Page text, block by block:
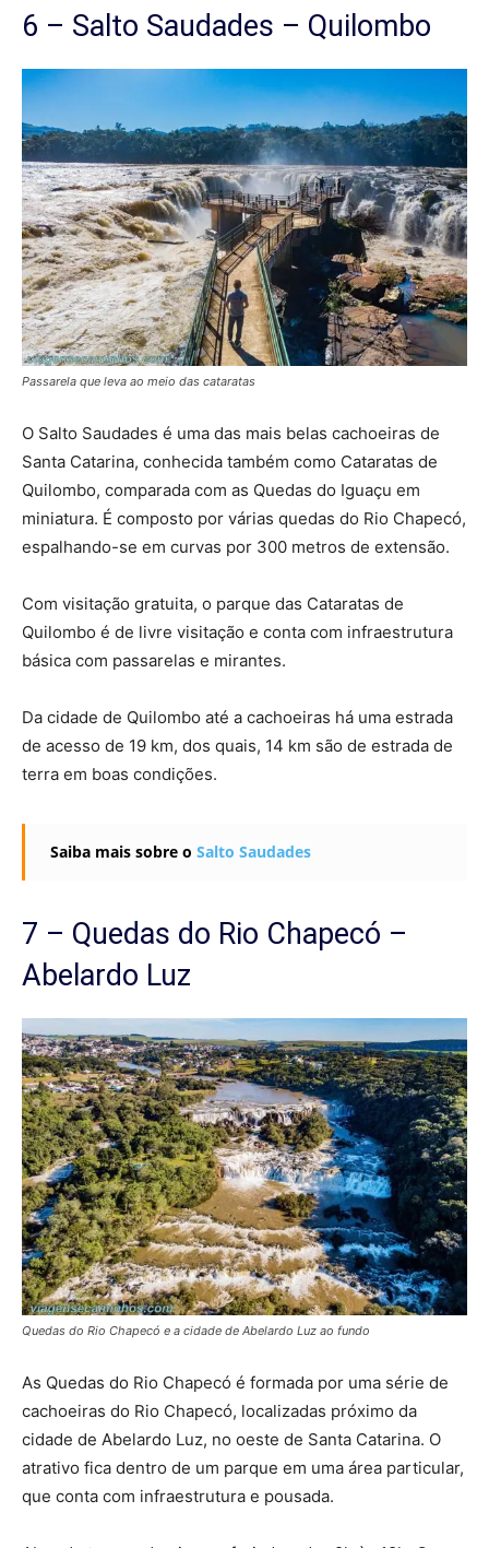
6 – Salto Saudades – Quilombo
Passarela que leva ao meio das cataratas
O Salto Saudades é uma das mais belas cachoeiras de
Santa Catarina, conhecida também como Cataratas de
Quilombo, comparada com as Quedas do Iguaçu em
miniatura. É composto por várias quedas do Rio Chapecó,
espalhando-se em curvas por 300 metros de extensão.
Com visitação gratuita, o parque das Cataratas de
Quilombo é de livre visitação e conta com infraestrutura
básica com passarelas e mirantes.
Da cidade de Quilombo até a cachoeiras há uma estrada
de acesso de 19 km, dos quais, 14 km são de estrada de
terra em boas condições.
Saiba mais sobre o Salto Saudades
7 – Quedas do Rio Chapecó –
Abelardo Luz
Quedas do Rio Chapecó e a cidade de Abelardo Luz ao fundo
As Quedas do Rio Chapecó é formada por uma série de
cachoeiras do Rio Chapecó, localizadas próximo da
cidade de Abelardo Luz, no oeste de Santa Catarina. O
atrativo fica dentro de um parque em uma área particular,
que conta com infraestrutura e pousada.